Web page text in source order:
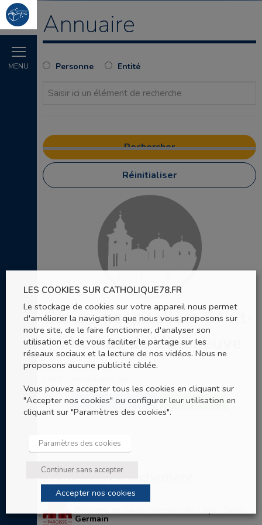
MENU
Annuaire
Personne Entité
Réinitialiser
Sœurs hospitalière Saint-
Thomas de Villeneuve
15 rue des Louviers
ENVOYER UN EMAIL 07 57 43 60 16
Entités de rattachement
Germain
LES COOKIES SUR CATHOLIQUE78.FR
Le stockage de cookies sur votre appareil nous permet
d'améliorer la navigation que nous vous proposons sur
notre site, de le faire fonctionner, d'analyser son
utilisation et de vous faciliter le partage sur les
réseaux sociaux et la lecture de nos vidéos. Nous ne
proposons aucune publicité ciblée.
Vous pouvez accepter tous les cookies en cliquant sur
"Accepter nos cookies" ou configurer leur utilisation en
cliquant sur "Paramètres des cookies".
Paramètres des cookies
Continuer sans accepter
Accepter nos cookies